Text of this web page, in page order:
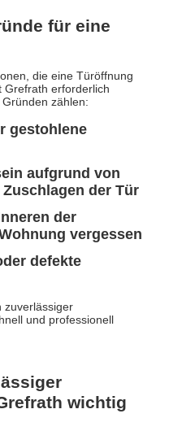
für eine
die eine Türöffnung
Grefrath erforderlich
zählen:
gestohlene
aufgrund von
der Tür
der
vergessen
defekte
zuverlässiger
und professionell
wichtig